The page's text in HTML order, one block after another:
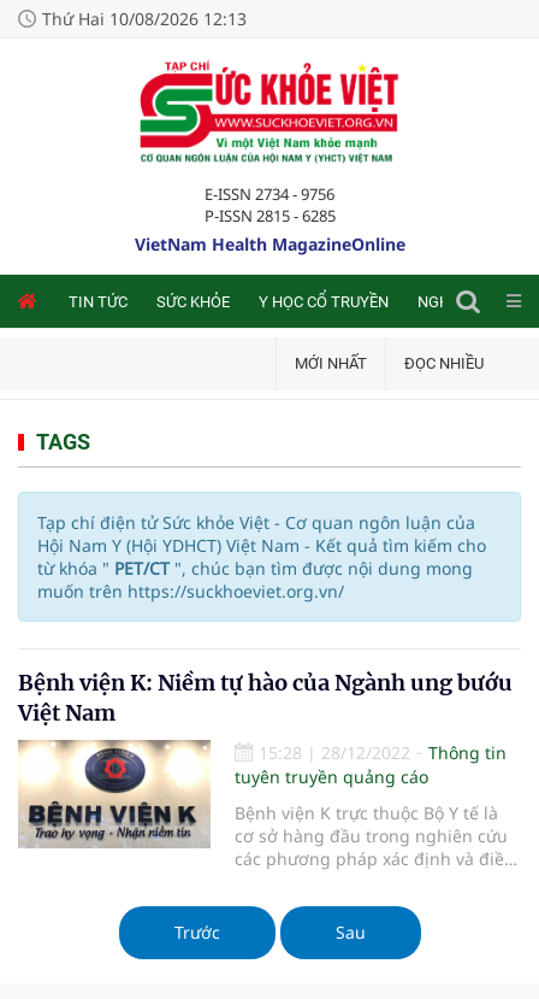
Thứ Hai 10/08/2026 12:13
E-ISSN 2734 - 9756
P-ISSN 2815 - 6285
VietNam Health MagazineOnline
TIN TỨC SỨC KHỎE Y HỌC CỔ TRUYỀN NGHIÊN CỨU
MỚI NHẤT ĐỌC NHIỀU
TAGS
Tạp chí điện tử Sức khỏe Việt - Cơ quan ngôn luận của
Hội Nam Y (Hội YDHCT) Việt Nam - Kết quả tìm kiếm cho
từ khóa " PET/CT ", chúc bạn tìm được nội dung mong
muốn trên https://suckhoeviet.org.vn/
Bệnh viện K: Niềm tự hào của Ngành ung bướu
Việt Nam
15:28 | 28/12/2022
Thông tin
tuyên truyền quảng cáo
Bệnh viện K trực thuộc Bộ Y tế là
cơ sở hàng đầu trong nghiên cứu
các phương pháp xác định và điều
Trước Sau